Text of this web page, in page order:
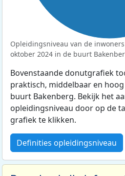
Opleidingsniveau van de
oktober 2024 in de buurt
Bovenstaande donutgrafiek
praktisch, middelbaar en
buurt Bakenberg. Bekijk het
opleidingsniveau door op de
grafiek te klikken.
Definities opleidingsniveau